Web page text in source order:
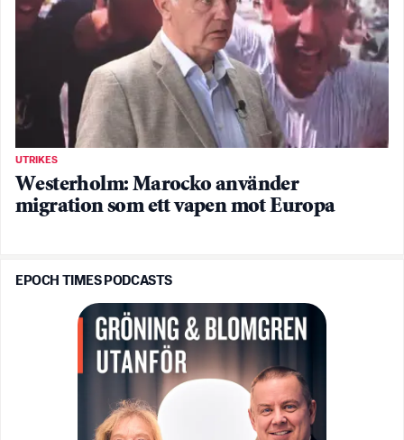
UTRIKES
Westerholm: Marocko använder
migration som ett vapen mot Europa
EPOCH TIMES PODCASTS